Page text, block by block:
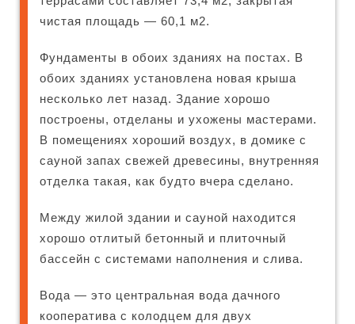
чистая площадь — 60,1 м2.
Фундаменты в обоих зданиях на постах. В
обоих зданиях установлена ​​новая крыша
несколько лет назад. Здание хорошо
построены, отделаны и ухожены мастерами.
В помещениях хороший воздух, в домике с
сауной запах свежей древесины, внутренняя
отделка такая, как будто вчера сделано.
Между жилой здании и сауной находится
хорошо отлитый бетонный и плиточный
бассейн с системами наполнения и слива.
Вода — это центральная вода дачного
кооператива с колодцем для двух